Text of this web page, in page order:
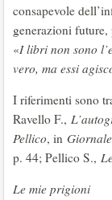
consapevole
generazioni
«I libri non sono
vero, ma essi
I riferimenti sono
Ravello F.,
Pellico, in
p. 44; Pellico S.,
Le mie prigioni